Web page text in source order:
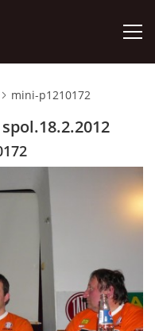
mini-p1210172